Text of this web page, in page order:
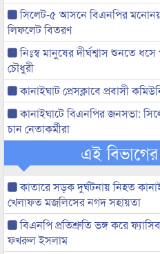
সিলেট-৫ আসনে বিএনপির
লিফলেট বিতরণ
নিঃস্ব মানুষের দীর্ঘশ্বাস শুনতে
চৌধুরী
কানাইঘাট প্রেসক্লাবে প্রবাসী
কানাইঘাটে বিএনপির জনসভা:
চান নেতাকর্মীরা
এই
কাতারে সড়ক দুর্ঘটনায় নিহত
খেলাফত মজলিসের নগদ সহায়তা
বিএনপি প্রতিশ্রুতি ভঙ্গ করে
ফখরুল ইসলাম